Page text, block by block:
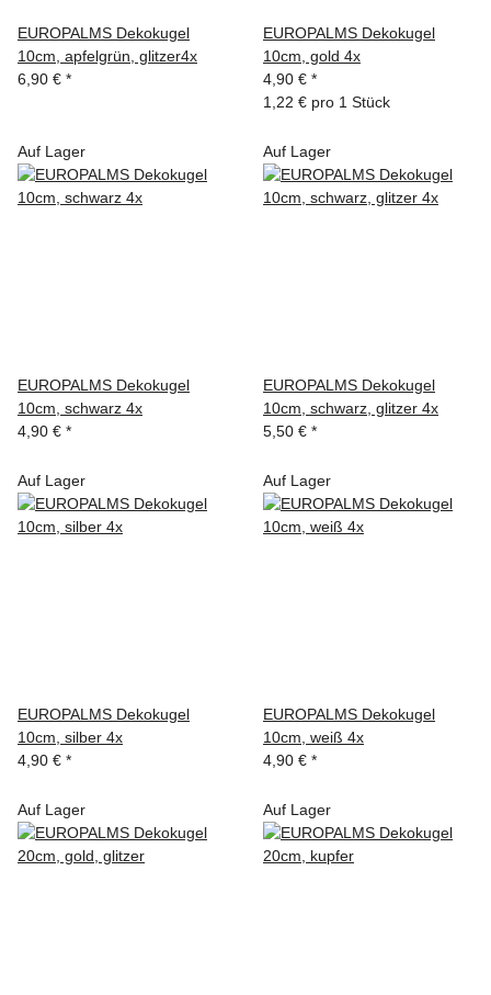
EUROPALMS Dekokugel
10cm, apfelgrün, glitzer4x
6,90 € *
EUROPALMS Dekokugel
10cm, gold 4x
4,90 € *
1,22 € pro 1 Stück
Auf Lager
EUROPALMS Dekokugel
10cm, schwarz 4x
4,90 € *
Auf Lager
EUROPALMS Dekokugel
10cm, schwarz, glitzer 4x
5,50 € *
Auf Lager
EUROPALMS Dekokugel
10cm, silber 4x
4,90 € *
Auf Lager
EUROPALMS Dekokugel
10cm, weiß 4x
4,90 € *
Auf Lager Auf Lager